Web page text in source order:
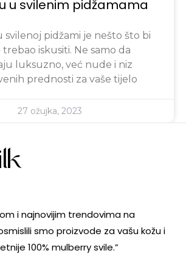
u svilenim pidžamama
svilenoj pidžami je nešto što bi
iskusiti. Ne samo da
luksuzno, već nude i niz
prednosti za vaše tijelo
27 ožujka, 2023
i najnovijim trendovima na
smo proizvode za vašu kožu i
100% mulberry svile.”